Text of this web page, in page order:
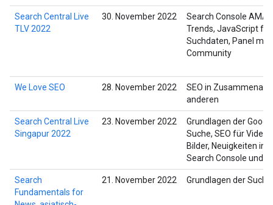
Search Central Live
TLV 2022
30. November 2022
Search Console AMA,
Trends, JavaScript für
Suchdaten, Panel mit
Community
We Love SEO 28. November 2022
SEO in
anderen
Search Central Live
Singapur 2022
23. November 2022
Grundlagen der
Suche, SEO für
Bilder, Neuigkeiten in
Search Console und
Search
Fundamentals for
21. November 2022 Grundlagen der Suche